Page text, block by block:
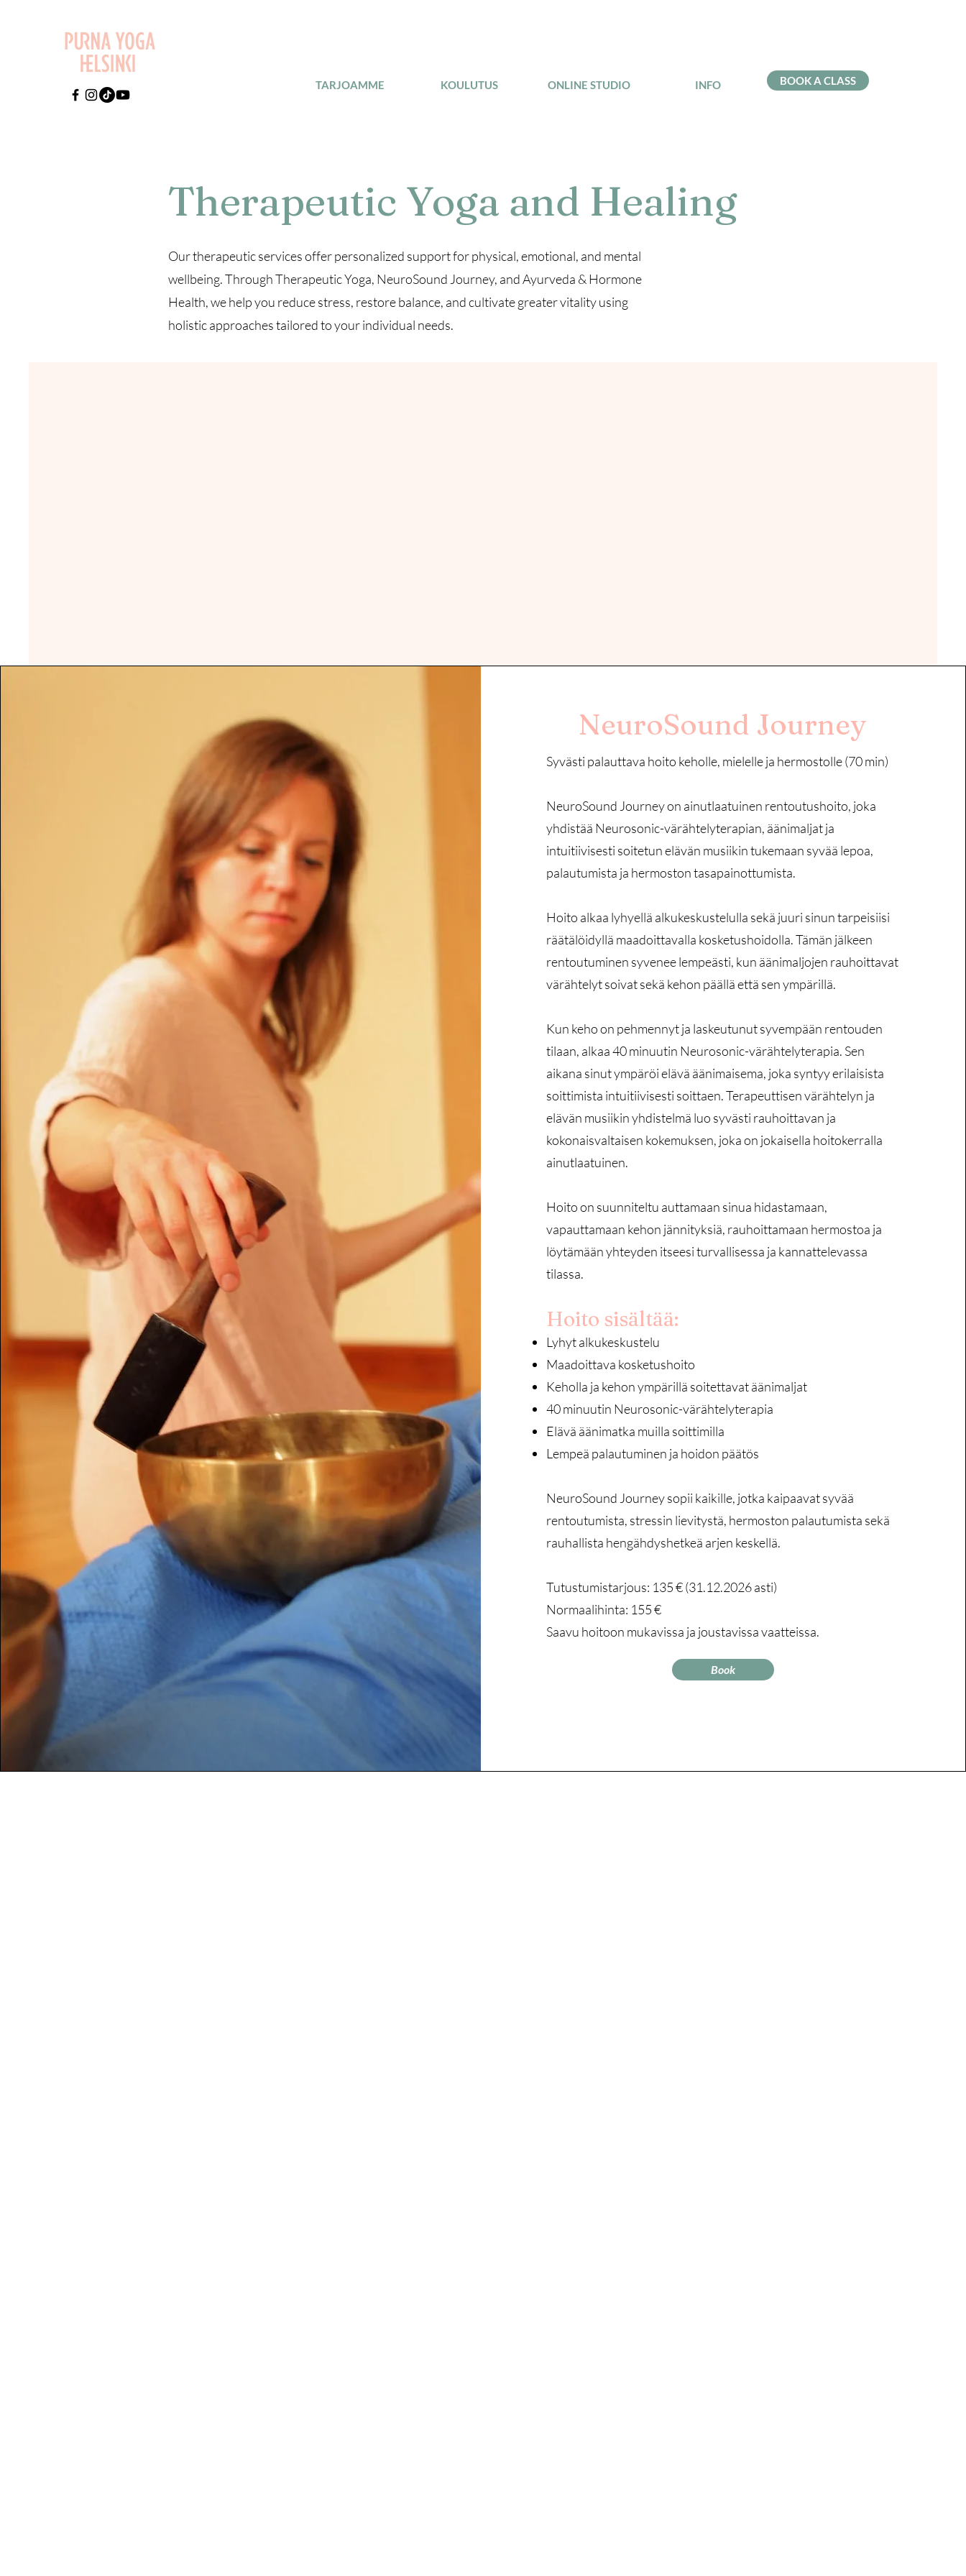
TARJOAMME KOULUTUS ONLINE STUDIO INFO BOOK A CLASS
Therapeutic Yoga and Healing
Our therapeutic services offer personalized support for physical, emotional, and mental
wellbeing. Through Therapeutic Yoga, NeuroSound Journey, and Ayurveda & Hormone
Health, we help you reduce stress, restore balance, and cultivate greater vitality using
holistic approaches tailored to your individual needs.
NeuroSound Journey
Syvästi palauttava hoito keholle, mielelle ja hermostolle (70 min)
NeuroSound Journey on ainutlaatuinen rentoutushoito, joka
yhdistää Neurosonic-värähtelyterapian, äänimaljat ja
intuitiivisesti soitetun elävän musiikin tukemaan syvää lepoa,
palautumista ja hermoston tasapainottumista.
Hoito alkaa lyhyellä alkukeskustelulla sekä juuri sinun tarpeisiisi
räätälöidyllä maadoittavalla kosketushoidolla. Tämän jälkeen
rentoutuminen syvenee lempeästi, kun äänimaljojen rauhoittavat
värähtelyt soivat sekä kehon päällä että sen ympärillä.
Kun keho on pehmennyt ja laskeutunut syvempään rentouden
tilaan, alkaa 40 minuutin Neurosonic-värähtelyterapia. Sen
aikana sinut ympäröi elävä äänimaisema, joka syntyy erilaisista
soittimista intuitiivisesti soittaen. Terapeuttisen värähtelyn ja
elävän musiikin yhdistelmä luo syvästi rauhoittavan ja
kokonaisvaltaisen kokemuksen, joka on jokaisella hoitokerralla
ainutlaatuinen.
Hoito on suunniteltu auttamaan sinua hidastamaan,
vapauttamaan kehon jännityksiä, rauhoittamaan hermostoa ja
löytämään yhteyden itseesi turvallisessa ja kannattelevassa
tilassa.
Hoito sisältää:
Lyhyt alkukeskustelu
Maadoittava kosketushoito
Keholla ja kehon ympärillä soitettavat äänimaljat
40 minuutin Neurosonic-värähtelyterapia
Elävä äänimatka muilla soittimilla
Lempeä palautuminen ja hoidon päätös
NeuroSound Journey sopii kaikille, jotka kaipaavat syvää
rentoutumista, stressin lievitystä, hermoston palautumista sekä
rauhallista hengähdyshetkeä arjen keskellä.
Tutustumistarjous: 135 € (31.12.2026 asti)
Normaalihinta: 155 €
Saavu hoitoon mukavissa ja joustavissa vaatteissa.
Book